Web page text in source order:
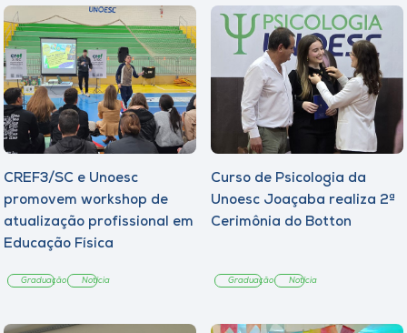
CREF3/SC e Unoesc
promovem workshop de
atualização profissional em
Educação Física
Graduação Notícia
Curso de Psicologia da
Unoesc Joaçaba realiza 2ª
Cerimônia do Botton
Graduação Notícia